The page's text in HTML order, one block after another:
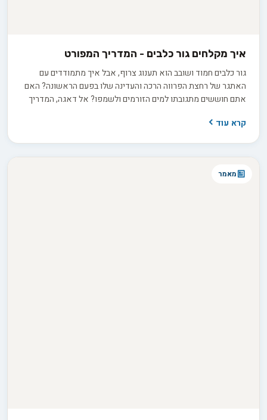
איך מקלחים גור כלבים - המדריך המפורט
גור כלבים חמוד ושובב הוא תענוג צרוף, אבל איך מתמודדים עם
האתגר של רחצת הפרווה הרכה והעדינה שלו בפעם הראשונה? האם
אתם חוששים מתגובתו למים הזורמים ולשמפו? אל דאגה, המדריך
חווית הרחצה הראשונה של גור הכלבים שלכם לחיובית ונעימה. גלו
הרחצה הראשונה המשותפת שלכם!
קרא עוד
מאמר